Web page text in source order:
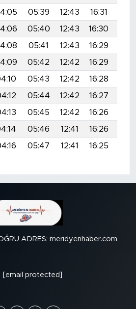
05:39 12:43 16:31
05:40 12:43 16:30
05:41 12:43 16:29
05:42 12:42 16:29
05:43 12:42 16:28
05:44 12:42 16:27
05:45 12:42 16:26
05:46 12:41 16:26
05:47 12:41 16:25
ADRES: meridyenhaber.com
[email protected]